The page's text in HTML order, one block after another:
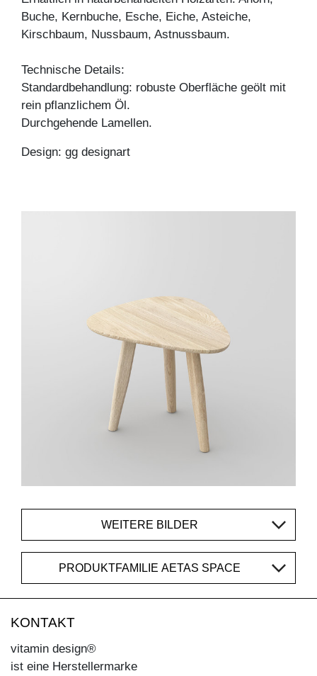
Buche, Kernbuche, Esche, Eiche, Asteiche,
Kirschbaum, Nussbaum, Astnussbaum.
Technische Details:
Standardbehandlung: robuste Oberfläche geölt mit
rein pflanzlichem Öl.
Durchgehende Lamellen.
Design: gg designart
WEITERE BILDER
PRODUKTFAMILIE AETAS SPACE
KONTAKT
vitamin design®
ist eine Herstellermarke